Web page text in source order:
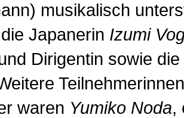
musikalisch
Japanerin Izumi
Dirigentin sowie
waren Yumiko Noda,